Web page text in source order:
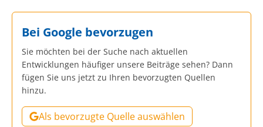
Bei Google bevorzugen
Sie möchten bei der Suche nach aktuellen
Entwicklungen häufiger unsere Beiträge sehen? Dann
fügen Sie uns jetzt zu Ihren bevorzugten Quellen
hinzu.
Als bevorzugte Quelle auswählen